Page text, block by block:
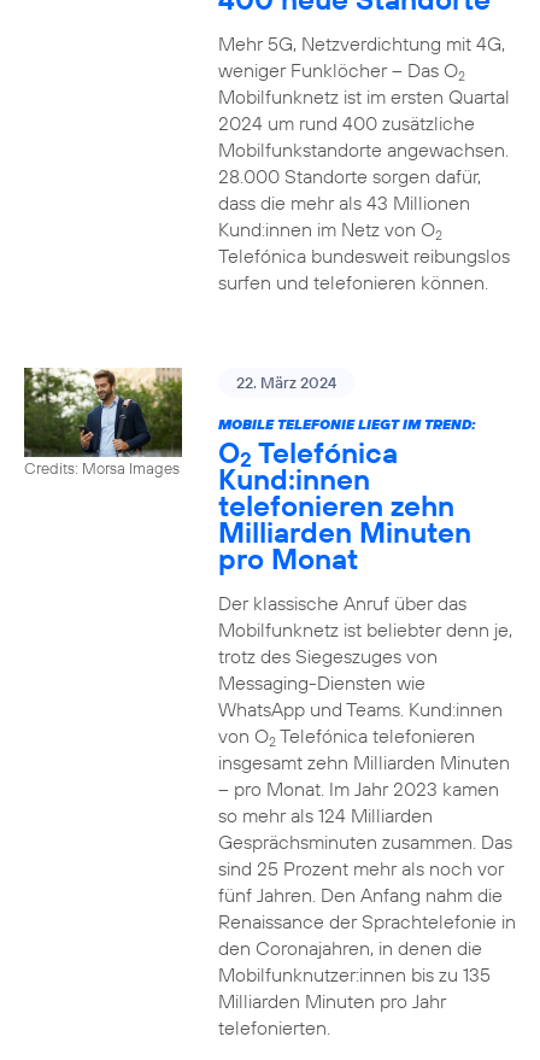
Mehr 5G, Netzverdichtung mit 4G,
weniger Funklöcher – Das O2
Mobilfunknetz ist im ersten Quartal
2024 um rund 400 zusätzliche
Mobilfunkstandorte angewachsen.
28.000 Standorte sorgen dafür,
dass die mehr als 43 Millionen
Kund:innen im Netz von O2
Telefónica bundesweit reibungslos
surfen und telefonieren können.
Credits: Morsa Images
22. März 2024
MOBILE TELEFONIE LIEGT IM TREND:
O2 Telefónica
Kund:innen
telefonieren zehn
Milliarden Minuten
pro Monat
Der klassische Anruf über das
Mobilfunknetz ist beliebter denn je,
trotz des Siegeszuges von
Messaging-Diensten wie
WhatsApp und Teams. Kund:innen
von O2Telefónica telefonieren
insgesamt zehn Milliarden Minuten
– pro Monat. Im Jahr 2023 kamen
so mehr als 124 Milliarden
Gesprächsminuten zusammen. Das
sind 25 Prozent mehr als noch vor
fünf Jahren. Den Anfang nahm die
Renaissance der Sprachtelefonie in
den Coronajahren, in denen die
Mobilfunknutzer:innen bis zu 135
Milliarden Minuten pro Jahr
telefonierten.